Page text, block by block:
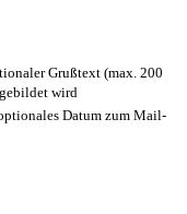
Grußtext (max. 200
wird
Datum zum Mail-